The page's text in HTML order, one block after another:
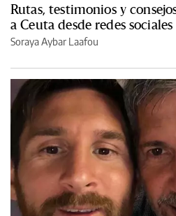
Rutas, testimonios y
a Ceuta desde redes sociales
Soraya Aybar Laafou